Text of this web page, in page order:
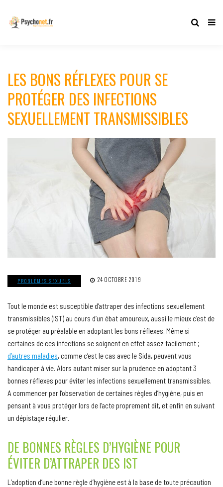
LES BONS RÉFLEXES POUR SE
PROTÉGER DES INFECTIONS
SEXUELLEMENT TRANSMISSIBLES
PROBLÈMES SEXUELS 24 OCTOBRE 2019
Tout le monde est susceptible d’attraper des infections sexuellement
transmissibles (IST) au cours d’un ébat amoureux, aussi le mieux c’est de
se protéger au préalable en adoptant les bons réflexes. Même si
certaines de ces infections se soignent en effet assez facilement ;
d’autres maladies, comme c’est le cas avec le Sida, peuvent vous
handicaper à vie. Alors autant miser sur la prudence en adoptant 3
bonnes réflexes pour éviter les infections sexuellement transmissibles.
A commencer par l’observation de certaines règles d’hygiène, puis en
pensant à vous protéger lors de l’acte proprement dit, et enfin en suivant
un dépistage régulier.
DE BONNES RÈGLES D’HYGIÈNE POUR
ÉVITER D’ATTRAPER DES IST
L’adoption d’une bonne règle d’hygiène est à la base de toute précaution